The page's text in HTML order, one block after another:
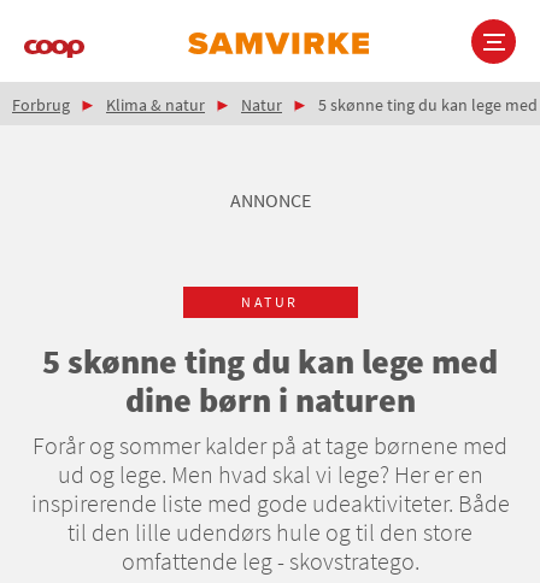
Main
Brødkrumme
Forbrug Klima & natur Natur 5 skønne ting du kan lege
ANNONCE
NATUR
5 skønne ting du kan lege med
dine børn i naturen
Forår og sommer kalder på at tage børnene med
ud og lege. Men hvad skal vi lege? Her er en
inspirerende liste med gode udeaktiviteter. Både
til den lille udendørs hule og til den store
omfattende leg - skovstratego.